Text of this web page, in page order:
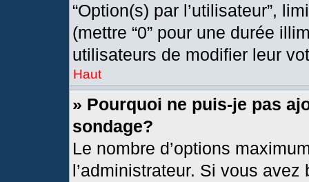
“Option(s) par l’utilisateur”,
(mettre “0” pour une durée
utilisateurs de modifier leur
Haut
» Pourquoi ne puis-je pas
sondage?
Le nombre d’options
l’administrateur. Si vous